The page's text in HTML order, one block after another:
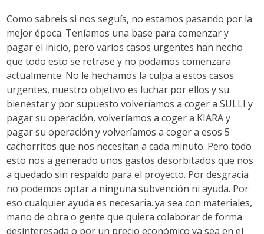
Como sabreis si nos seguís, no estamos pasando por la
mejor época. Teníamos una base para comenzar y
pagar el inicio, pero varios casos urgentes han hecho
que todo esto se retrase y no podamos comenzara
actualmente. No le hechamos la culpa a estos casos
urgentes, nuestro objetivo es luchar por ellos y su
bienestar y por supuesto volveríamos a coger a SULLI y
pagar su operación, volveríamos a coger a KIARA y
pagar su operación y volveríamos a coger a esos 5
cachorritos que nos necesitan a cada minuto. Pero todo
esto nos a generado unos gastos desorbitados que nos
a quedado sin respaldo para el proyecto. Por desgracia
no podemos optar a ninguna subvención ni ayuda. Por
eso cualquier ayuda es necesaria..ya sea con materiales,
mano de obra o gente que quiera colaborar de forma
desinteresada o por un precio económico ya sea en el